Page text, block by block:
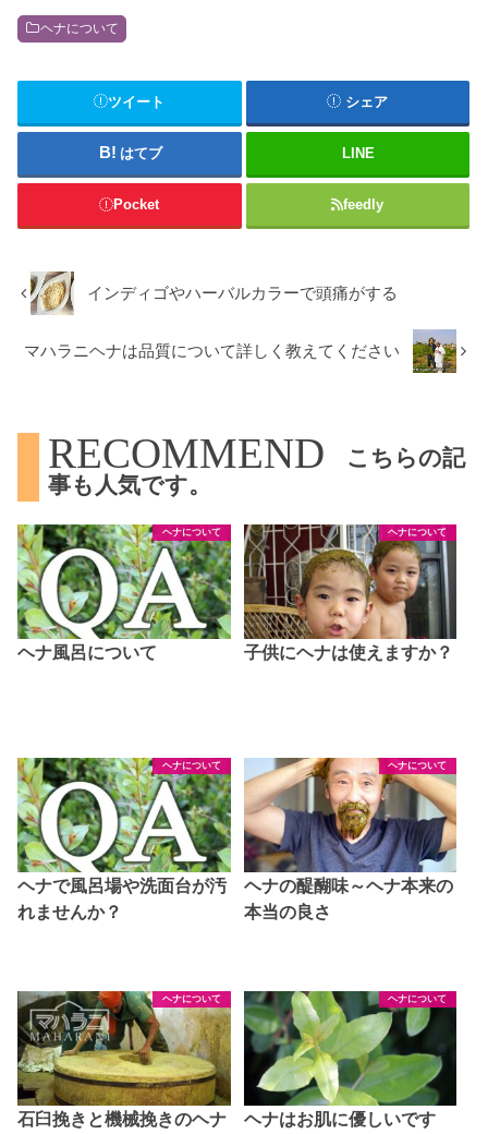
ヘナについて
ツイート シェア
はてブ LINE
Pocket feedly
インディゴやハーバルカラーで頭痛がする
マハラニヘナは品質について詳しく教えてください
RECOMMEND
こちらの記
事も人気です。
ヘナについて
ヘナ風呂について
ヘナについて
子供にヘナは使えますか？
ヘナについて
ヘナで風呂場や洗面台が汚
れませんか？
ヘナについて
ヘナの醍醐味～ヘナ本来の
本当の良さ
ヘナについて
石臼挽きと機械挽きのヘナ
ヘナについて
ヘナはお肌に優しいです